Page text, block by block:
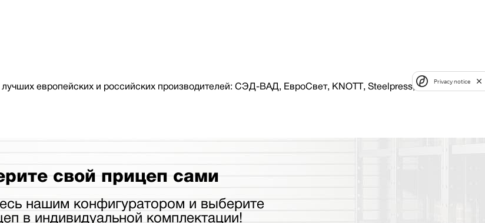
европейских и российских производителей: СЭД-ВАД, ЕвроСвет, KNOTT, Steelpress, компания
свой прицеп сами
нашим конфигуратором и выберите
в индивидуальной комплектации!
Privacy notice